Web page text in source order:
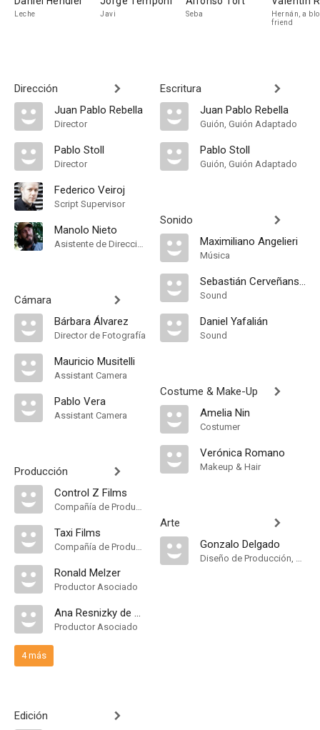
Leche Javi Seba
Hernán, a
friend
Dirección
Juan Pablo Rebella
Director
Pablo Stoll
Director
Federico Veiroj
Script Supervisor
Manolo Nieto
Asistente de Dirección
Cámara
Bárbara Álvarez
Director de Fotografía
Mauricio Musitelli
Assistant Camera
Pablo Vera
Assistant Camera
Producción
Control Z Films
Compañía de Produccion
Taxi Films
Compañía de Produccion
Ronald Melzer
Productor Asociado
Ana Resnizky de Orimian
Productor Asociado
4 más
Edición
Escritura
Juan Pablo Rebella
Guión, Guión Adaptado
Pablo Stoll
Guión, Guión Adaptado
Sonido
Maximiliano Angelieri
Música
Sebastián Cerveñansky
Sound
Daniel Yafalián
Sound
Costume & Make-Up
Amelia Nin
Costumer
Verónica Romano
Makeup & Hair
Arte
Gonzalo Delgado
Diseño de Producción, Dirección Artística